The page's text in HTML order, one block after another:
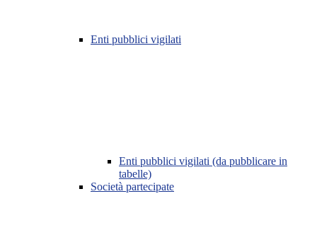
Enti pubblici vigilati
Enti pubblici vigilati (da pubblicare in
tabelle)
Società partecipate